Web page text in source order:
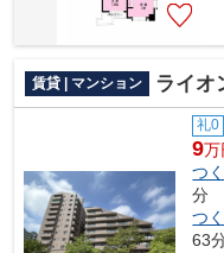
賃貸 | マンション ライオ
礼0
9万
つ
分
つ
63